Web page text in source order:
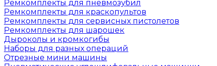
Ремкомплекты для пневмозубил
Ремкомплекты для краскопультов
Ремкомплекты для сервисных пистолетов
Ремкомплекты для шарошек
Дыроколы и кромкогибы
Наборы для разных операций
Отрезные мини машины